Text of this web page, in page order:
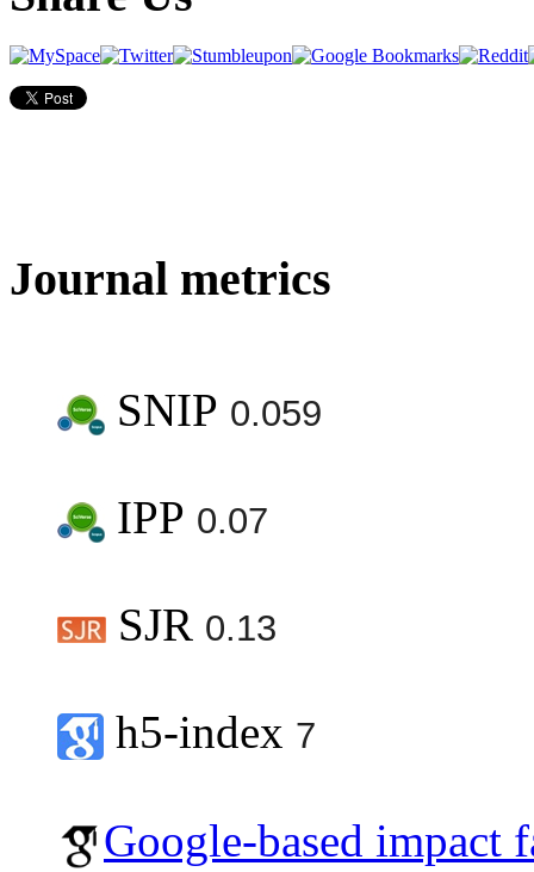
Journal metrics
SNIP 0.059
IPP 0.07
SJR 0.13
h5-index 7
Google-based impact